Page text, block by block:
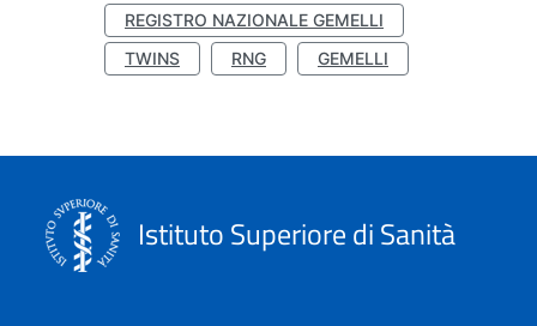
REGISTRO NAZIONALE GEMELLI
TWINS
RNG GEMELLI
Istituto Superiore di Sanità